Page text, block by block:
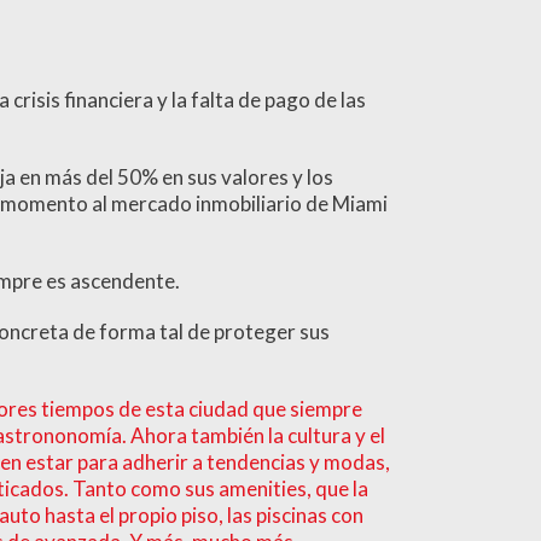
crisis financiera y la falta de pago de las
en más del 50% en sus valores y los
al mercado inmobiliario de Miami
es ascendente.
de forma tal de proteger sus
tiempos de esta ciudad que siempre
Ahora también la cultura y el
estar para adherir a tendencias y modas,
Tanto como sus amenities, que la
hasta el propio piso, las piscinas con